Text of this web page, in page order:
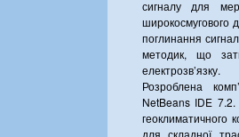
сигналу для
широкосмугового
поглинання
методик, що
електрозв’язку.
Розроблена
NetBeans IDE
геоклиматичного